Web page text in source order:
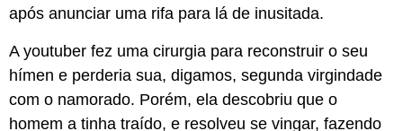
após anunciar uma rifa para lá de inusitada.
A youtuber fez uma cirurgia para reconstruir o seu
hímen e perderia sua, digamos, segunda virgindade
com o namorado. Porém, ela descobriu que o
homem a tinha traído, e resolveu se vingar, fazendo